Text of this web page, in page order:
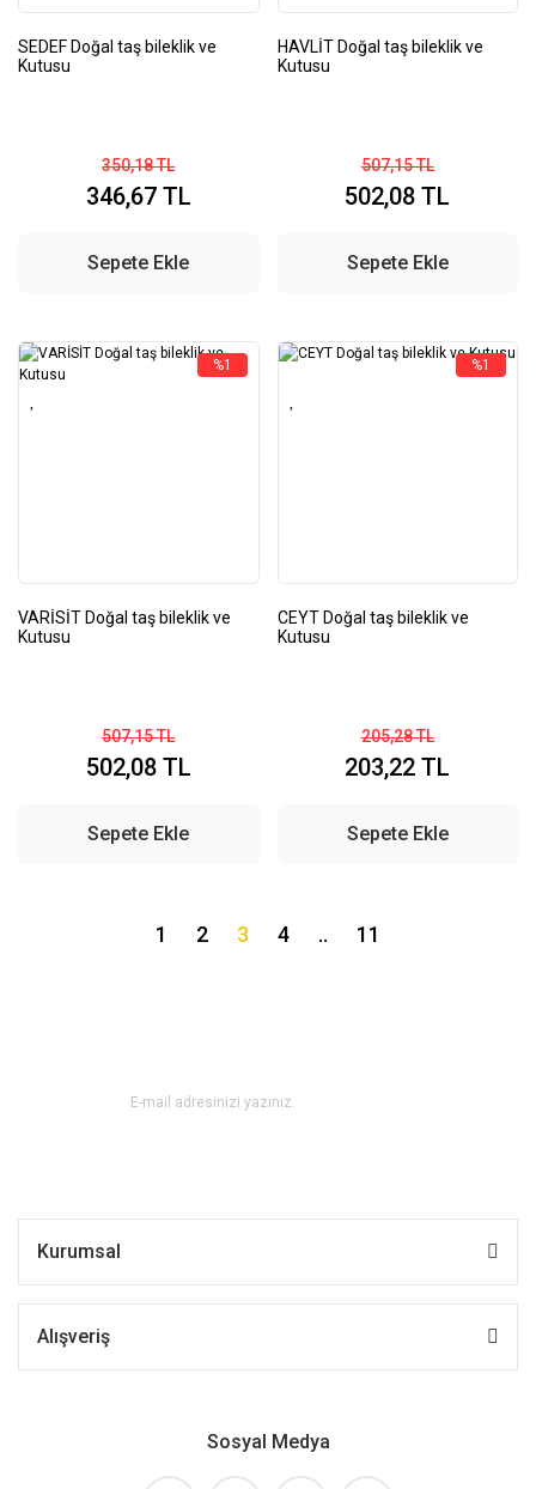
SEDEF Doğal taş bileklik ve
Kutusu
350,18 TL
346,67 TL
Sepete Ekle
HAVLİT Doğal taş bileklik ve
Kutusu
507,15 TL
502,08 TL
Sepete Ekle
%1
VARİSİT Doğal taş bileklik ve
Kutusu
507,15 TL
502,08 TL
Sepete Ekle
%1
CEYT Doğal taş bileklik ve
Kutusu
205,28 TL
203,22 TL
Sepete Ekle
1 2 3 4 .. 11
Kurumsal
Alışveriş
Sosyal Medya